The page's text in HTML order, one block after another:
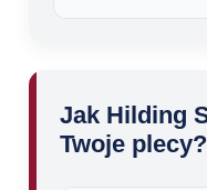
Jak Hilding
Twoje plecy?